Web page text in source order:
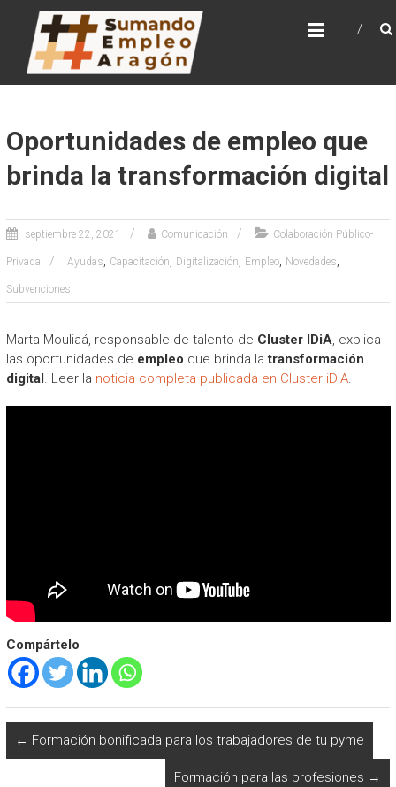
contenido
SUMANDO EMPLEO
ARAGÓN
Web de la Iniciativa Sumando Empleo Aragón
Oportunidades de empleo que
brinda la transformación digital
septiembre 22, 2021 Comunicación Colaboración Público-
Privada Ayudas, Capacitación, Digitalización, Empleo, Novedades,
Subvenciones
Marta Mouliaá, responsable de talento de Cluster IDiA, explica
las oportunidades de empleo que brinda latransformación
digital. Leer la noticia completa publicada en Cluster iDiA.
Compártelo
← Formación bonificada para los trabajadores de tu pyme
Formación para las profesiones →